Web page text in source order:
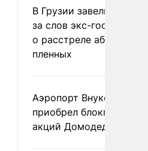
В Грузии завели дело
за слов экс-
о расстреле абхазских
пленных
Аэропорт Внуково
приобрел блокпакет
акций Домодедово